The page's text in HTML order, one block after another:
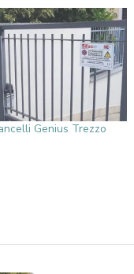
Genius Trezzo